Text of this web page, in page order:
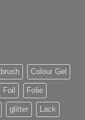
brush Colour Gel
Foil Folie
glitter Lack